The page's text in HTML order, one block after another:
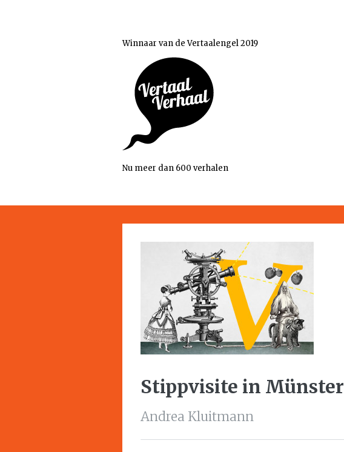
Winnaar van de Vertaalengel 2019
Nu meer dan 600 verhalen
Stippvisite in Münster
Andrea Kluitmann